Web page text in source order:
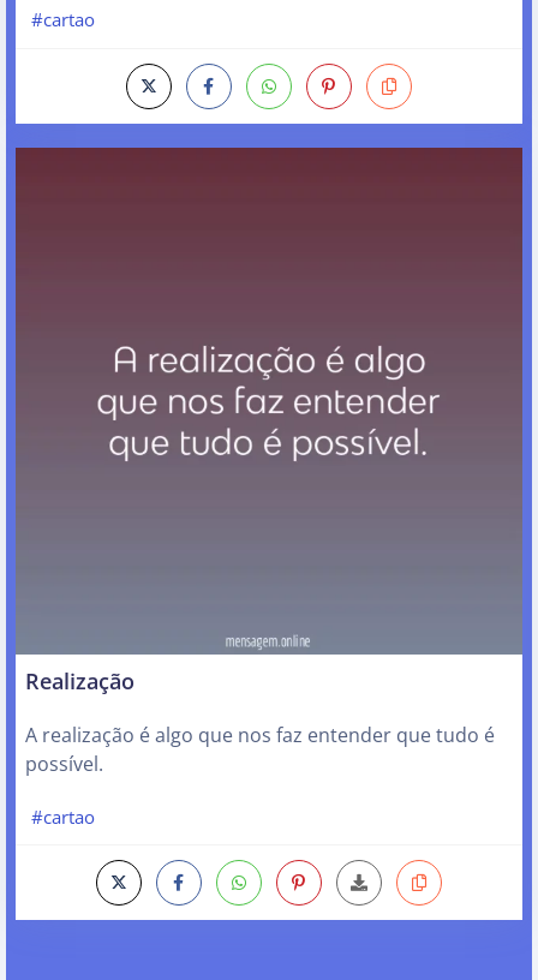
#cartao
Realização
A realização é algo que nos faz entender que tudo é
possível.
#cartao